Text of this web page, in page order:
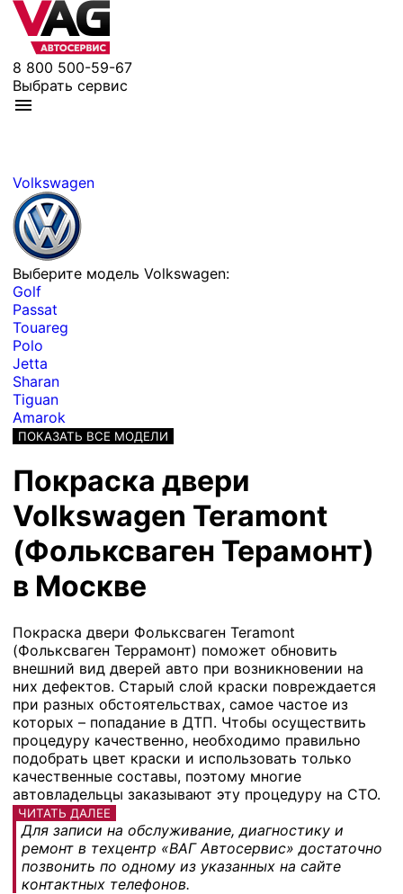
8 800 500-59-67
Выбрать сервис
Volkswagen
Выберите модель Volkswagen:
Golf
Passat
Touareg
Polo
Jetta
Sharan
Tiguan
Amarok
ПОКАЗАТЬ ВСЕ МОДЕЛИ
Покраска двери
Volkswagen Teramont
(Фольксваген Терамонт)
в Москве
Покраска двери Фольксваген Teramont
(Фольксваген Террамонт) поможет обновить
внешний вид дверей авто при возникновении на
них дефектов. Старый слой краски повреждается
при разных обстоятельствах, самое частое из
которых – попадание в ДТП. Чтобы осуществить
процедуру качественно, необходимо правильно
подобрать цвет краски и использовать только
качественные составы, поэтому многие
автовладельцы заказывают эту процедуру на СТО.
ЧИТАТЬ ДАЛЕЕ
Для записи на обслуживание, диагностику и
ремонт в техцентр «ВАГ Автосервис» достаточно
позвонить по одному из указанных на сайте
контактных телефонов.